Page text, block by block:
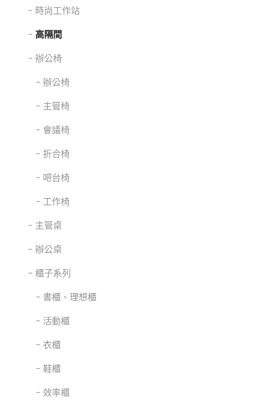
時尚工作站
高隔間
辦公椅
辦公椅
主管椅
會議椅
折合椅
吧台椅
工作椅
主管桌
辦公桌
櫃子系列
書櫃、理想櫃
活動櫃
衣櫃
鞋櫃
效率櫃